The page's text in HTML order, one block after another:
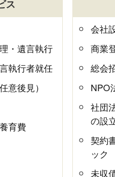
ス
・遺言執行
執行者就任
意後見）
育費
会社
商業
総会
NPO
社団
の設
契約
ック
未収